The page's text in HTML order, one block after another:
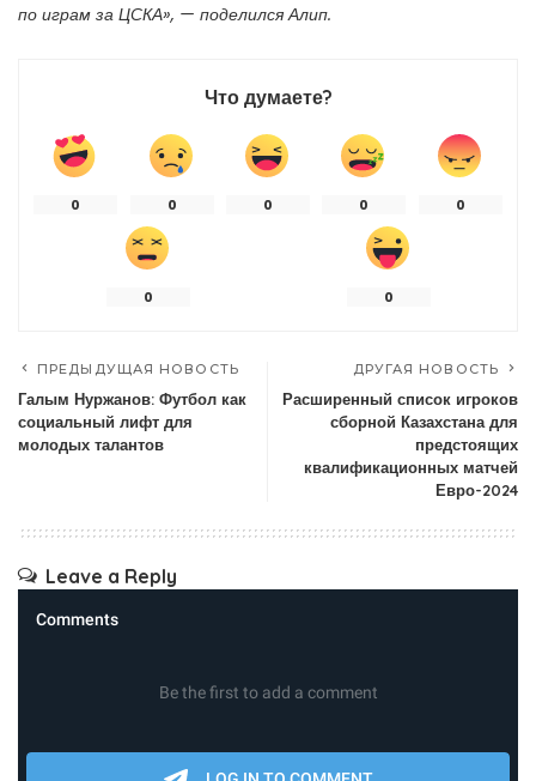
по играм за ЦСКА», — поделился Алип.
Что думаете?
0 0 0 0 0
0 0
ПРЕДЫДУЩАЯ НОВОСТЬ
Галым Нуржанов: Футбол как
социальный лифт для
молодых талантов
ДРУГАЯ НОВОСТЬ
Расширенный список игроков
сборной Казахстана для
предстоящих
квалификационных матчей
Евро-2024
Leave a Reply